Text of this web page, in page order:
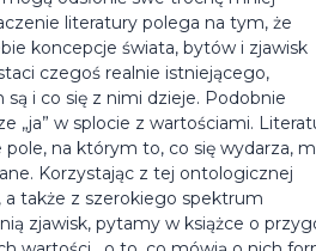
literatury polega na tym, że
koncepcje świata, bytów i zjawisk
czegoś realnie istniejącego,
są i co się z nimi dzieje. Podobnie
„ja” w splocie z wartościami.
pole, na którym to, co się wydarza,
Korzystając z tej ontologicznej
a także z szerokiego spektrum
zjawisk, pytamy w książce o